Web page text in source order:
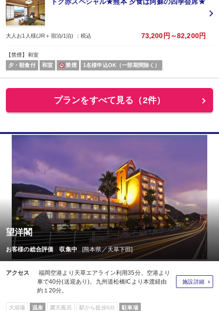
大人お1人様(JR＋宿泊/1泊) ：税込 73,200円～82,200円
【禁煙】和室
夕・朝食付
和室 禁煙 1名様申込OK（一部期間除く）
プランをすべて見る（2件）
望洋閣
お客様の総合評価 収集中 [熊本県／天草下田]
アクセス
福岡空港より天草エアライン利用35分、空港より
車で40分(送迎あり)。九州道松橋ICより本渡経由
約１20分。
施設詳細
大浴場 温泉 露天風呂 駅から徒歩5分 駐車場